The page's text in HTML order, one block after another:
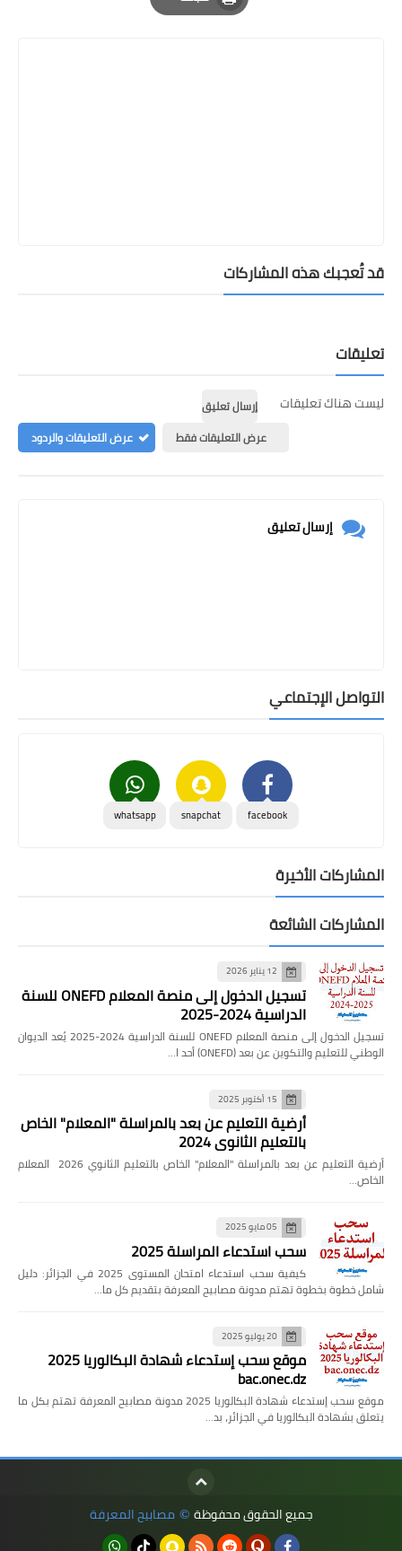
Print
قد تُعجبك هذه المشاركات
تعليقات
ليست هناك تعليقات
إرسال تعليق
عرض التعليقات فقط
عرض التعليقات والردود
إرسال تعليق
التواصل الإجتماعي
facebook
snapchat
whatsapp
المشاركات الأخيرة
المشاركات الشائعة
12 يناير 2026
تسجيل الدخول إلى منصة المعلام ONEFD للسنة
الدراسية 2024-2025
تسجيل الدخول إلى منصة المعلام ONEFD للسنة الدراسية 2024-2025 يُعد الديوان
الوطني للتعليم والتكوين عن بعد (ONEFD) أحد ا…
15 أكتوبر 2025
أرضية التعليم عن بعد بالمراسلة "المعلام" الخاص
بالتعليم الثانوي 2024
أرضية التعليم عن بعد بالمراسلة "المعلام" الخاص بالتعليم الثانوي 2026 المعلام
الخاص…
05 مايو 2025
سحب استدعاء المراسلة 2025
كيفية سحب استدعاء امتحان المستوى 2025 في الجزائر: دليل
شامل خطوة بخطوة تهتم مدونة مصابيح المعرفة بتقديم كل ما…
20 يوليو 2025
موقع سحب إستدعاء شهادة البكالوريا 2025
bac.onec.dz
موقع سحب إستدعاء شهادة البكالوريا 2025 مدونة مصابيح المعرفة تهتم بكل ما
يتعلق بشهادة البكالوريا في الجزائر، بد…
جميع الحقوق محفوظة © مصابيح المعرفة